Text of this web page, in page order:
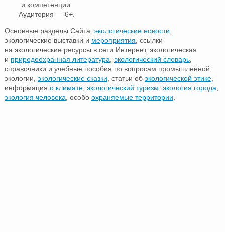
и компетенции.
Аудитория — 6+.
Основные разделы Сайта: экологические новости,
экологические выставки и мероприятия, ссылки
на экологические ресурсы в сети Интернет, экологическая
и природоохранная литература, экологический словарь,
справочники и учебные пособия по вопросам промышленной
экологии, экологические сказки, статьи об экологической этике,
информация о климате, экологический туризм, экология города,
экология человека, особо охраняемые территории.